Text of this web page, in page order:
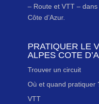
– Route et VTT –
Côte d’Azur.
PRATIQUER LE
ALPES COTE
Trouver un circuit
Où et quand pratiquer
VTT